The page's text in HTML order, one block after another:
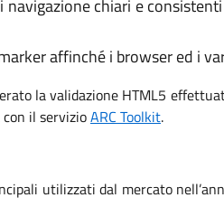
chiari e
affinché i browser ed i
la validazione HTML5
il servizioARC Toolkit.
utilizzati dal mercato